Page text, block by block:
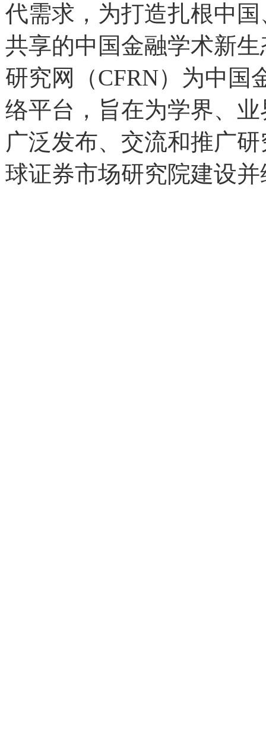
代需求，为打造扎根中
共享的中国金融学术新
研究网（CFRN）为中国
络平台，旨在为学界、
广泛发布、交流和推广
球证券市场研究院建设